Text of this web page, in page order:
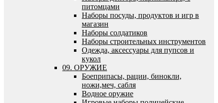
питомцами
Наборы посуды, продуктов и игр в
магазин
Наборы солдатиков
Наборы строительных инструментов
Одежда, аксессуары для пупсов и
кукол
09. ОРУЖИЕ
Боеприпасы, рации, бинокли,
ножи,меч, сабля
Водное оружие